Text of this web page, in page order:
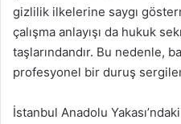
gizlilik ilkelerine saygı
çalışma anlayışı da hukuk
taşlarındandır. Bu nedenle,
profesyonel bir duruş
İstanbul Anadolu